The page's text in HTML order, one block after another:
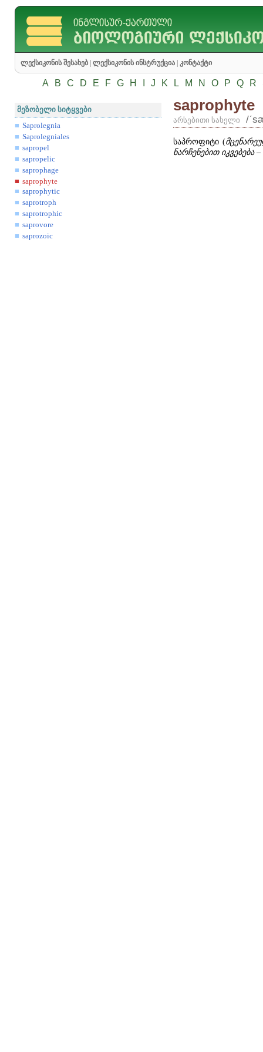
ლექსიკონის შესახებ ლექსიკონის ინსტრუქცია კონტაქტი
A B C D E F G H J K L M N O P Q R
მეზობელი სიტყვები
Saprolegnia
Saprolegniales
sapropel
sapropelic
saprophage
saprophyte
saprophytic
saprotroph
saprotrophic
saprovore
saprozoic
saprophyte
არსებითი სახელი /
საპროფიტი (
ნარჩენებით იკვებება